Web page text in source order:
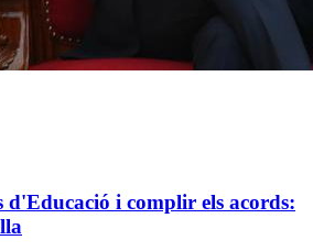
d'Educació i complir els acords: